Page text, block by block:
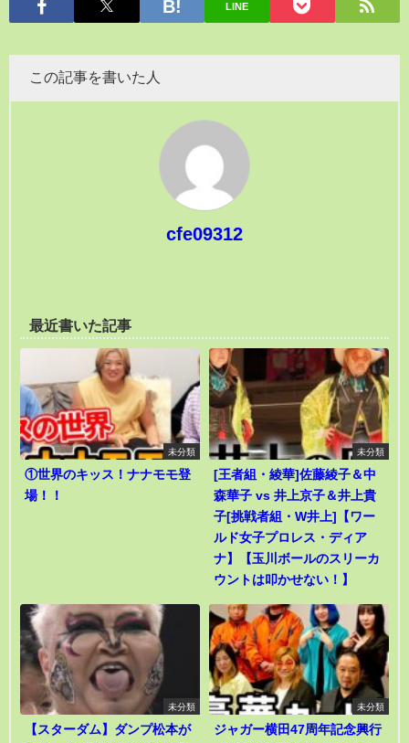
LINE
この記事を書いた人
cfe09312
最近書いた記事
未分類
①世界のキッス！ナナモモ登
場！！
未分類
[王者組・綾華]佐藤綾子＆中
森華子 vs 井上京子＆井上貴
子[挑戦者組・W井上]【ワー
ルド女子プロレス・ディア
ナ】【玉川ボールのスリーカ
ウントは叩かせない！】
未分類
【スターダム】ダンプ松本が
未分類
ジャガー横田47周年記念興行